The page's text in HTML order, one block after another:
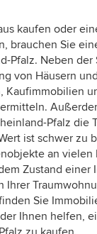
kaufen oder
brauchen Sie
Pfalz. Neben
von Häusern
Kaufimmobilien
Pfalz die
ist schwer zu
an vielen
Zustand einer
Ihrer
Sie
Ihnen helfen,